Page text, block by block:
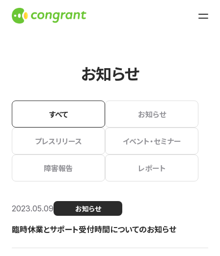
お知らせ
すべて お知らせ
プレスリリース イベント・セミナー
障害報告 レポート
2023.05.09 お知らせ
臨時休業とサポート受付時間についてのお知らせ